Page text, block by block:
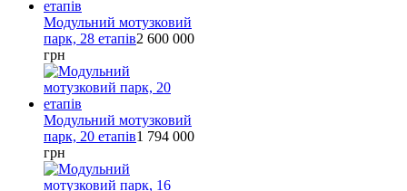
Модульний мотузковий
парк, 28 етапів2 600 000
грн
Модульний мотузковий
парк, 20 етапів1 794 000
грн